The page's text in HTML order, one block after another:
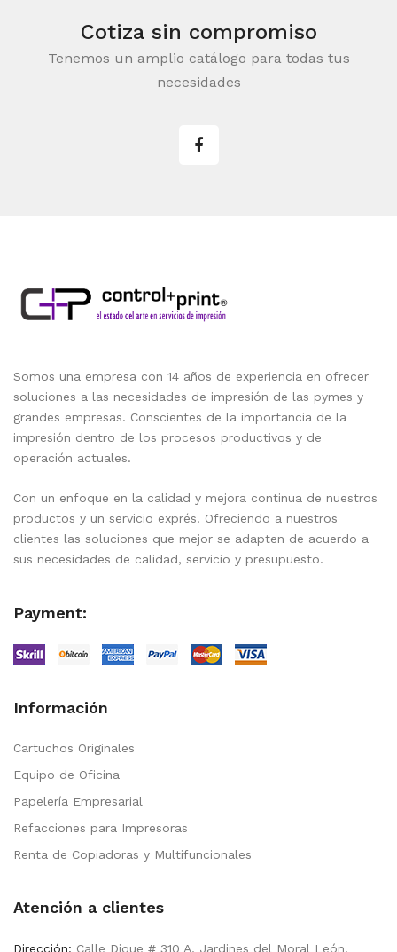
Cotiza sin compromiso
Tenemos un amplio catálogo para todas tus
necesidades
Somos una empresa con 14 años de experiencia en ofrecer
soluciones a las necesidades de impresión de las pymes y
grandes empresas. Conscientes de la importancia de la
impresión dentro de los procesos productivos y de
operación actuales.
Con un enfoque en la calidad y mejora continua de nuestros
productos y un servicio exprés. Ofreciendo a nuestros
clientes las soluciones que mejor se adapten de acuerdo a
sus necesidades de calidad, servicio y presupuesto.
Payment:
Información
Cartuchos Originales
Equipo de Oficina
Papelería Empresarial
Refacciones para Impresoras
Renta de Copiadoras y Multifuncionales
Atención a clientes
Dirección: Calle Dique # 310 A, Jardines del Moral León,